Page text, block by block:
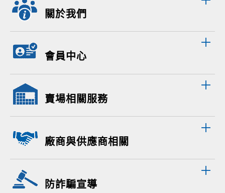
關於我們
會員中心
賣場相關服務
廠商與供應商相關
防詐騙宣導